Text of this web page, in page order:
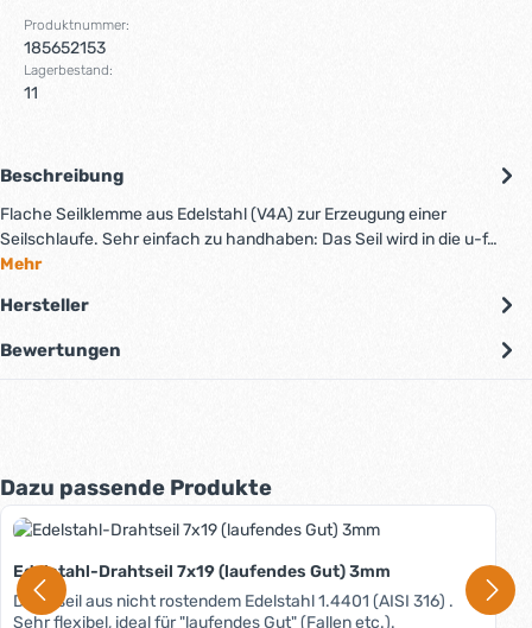
Produktnummer:
185652153
Lagerbestand:
11
Beschreibung
Flache Seilklemme aus Edelstahl (V4A) zur Erzeugung einer
Seilschlaufe. Sehr einfach zu handhaben: Das Seil wird in die u-f…
Mehr
Hersteller
Bewertungen
Produktgalerie überspringen
Dazu passende Produkte
Edelstahl-Drahtseil 7x19 (laufendes Gut) 3mm
Drahtseil aus nicht rostendem Edelstahl 1.4401 (AISI 316) .
Sehr flexibel, ideal für "laufendes Gut" (Fallen etc.).